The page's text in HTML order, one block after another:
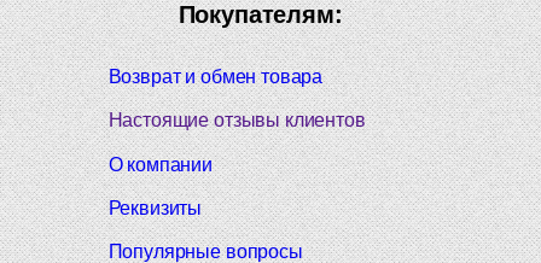
Покупателям:
Возврат и обмен товара
Настоящие отзывы клиентов
О компании
Реквизиты
Популярные вопросы